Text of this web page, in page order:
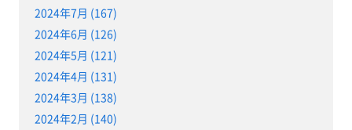
2024年7月 (167)
2024年6月 (126)
2024年5月 (121)
2024年4月 (131)
2024年3月 (138)
2024年2月 (140)